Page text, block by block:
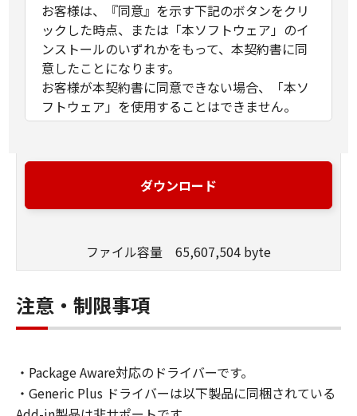
お客様は、『同意』を示す下記のボタンをクリ
ックした時点、または「本ソフトウェア」のイ
ンストールのいずれかをもって、本契約書に同
意したことになります。
お客様が本契約書に同意できない場合、「本ソ
フトウェア」を使用することはできません。
(1) キヤノンは、お客様が「キヤノン製品」を利
用する目的のために、「キヤノン製品」に直接
（本契約書においては、「本ソフトウェア」を
ること、またはコンピューターにおいて表示す
ること、アクセスすること、もしくは実行する
ことのいずれも含むものとします。）するため
お客様は、また「指定機器」にネットワークを
通じて接続されたコンピューター上で、かかる
ダウンロード
ファイル容量 65,607,504 byte
注意・制限事項
・Package Aware対応のドライバーです。
・Generic Plus ドライバーは以下製品に同梱されている